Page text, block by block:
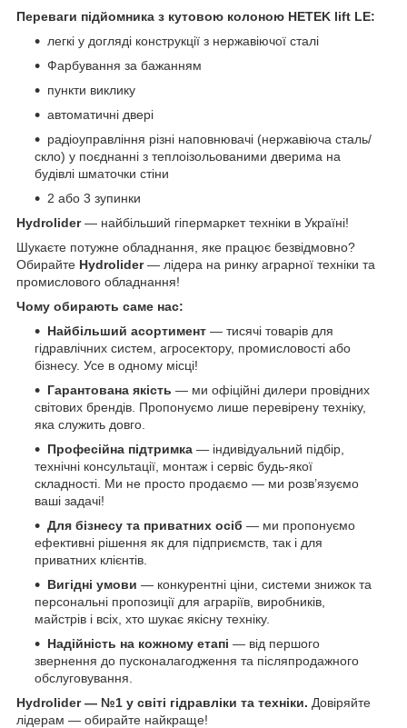
Переваги підйомника з кутовою колоною HETEK lift LE:
легкі у догляді конструкції з нержавіючої сталі
Фарбування за бажанням
пункти виклику
автоматичні двері
радіоуправління різні наповнювачі (нержавіюча сталь/
скло) у поєднанні з теплоізольованими дверима на
будівлі шматочки стіни
2 або 3 зупинки
Hydrolider— найбільший гіпермаркет техніки в Україні!
Шукаєте потужне обладнання, яке працює безвідмовно?
Обирайте Hydrolider— лідера на ринку аграрної техніки та
промислового обладнання!
Чому обирають саме нас:
Найбільший асортимент — тисячі товарів для
гідравлічних систем, агросектору, промисловості або
бізнесу. Усе в одному місці!
Гарантована якість — ми офіційні дилери провідних
світових брендів. Пропонуємо лише перевірену техніку,
яка служить довго.
Професійна підтримка — індивідуальний підбір,
технічні консультації, монтаж і сервіс будь-якої
складності. Ми не просто продаємо — ми розв’язуємо
ваші задачі!
Для бізнесу та приватних осіб — ми пропонуємо
ефективні рішення як для підприємств, так і для
приватних клієнтів.
Вигідні умови — конкурентні ціни, системи знижок та
персональні пропозиції для аграріїв, виробників,
майстрів і всіх, хто шукає якісну техніку.
Надійність на кожному етапі — від першого
звернення до пусконалагодження та післяпродажного
обслуговування.
Hydrolider — №1 у світі гідравліки та техніки. Довіряйте
лідерам — обирайте найкраще!